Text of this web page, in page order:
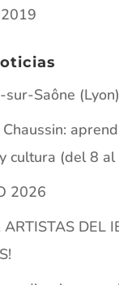
Saône (Lyon)
cultura (del 8
2026
ARTISTAS DEL